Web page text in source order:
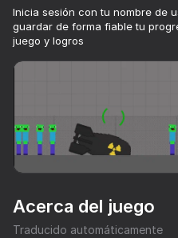
Este juego solo
Inicia sesión con tu nombre de
guardar de forma fiable tu
juego y logros
Acerca del juego
Traducido automáticamente